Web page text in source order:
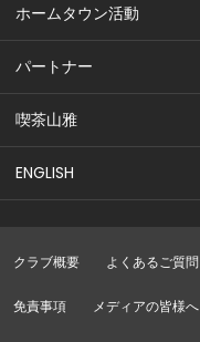
ホームタウン活動
パートナー
喫茶山雅
ENGLISH
クラブ概要 よくあるご質問
免責事項 メディアの皆様へ